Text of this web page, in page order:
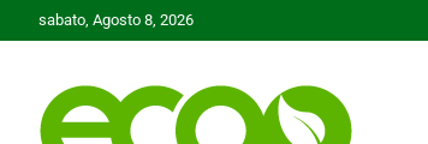
to
sabato, Agosto 8, 2026